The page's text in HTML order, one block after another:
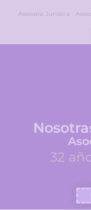
Asesoría Jurídica
32